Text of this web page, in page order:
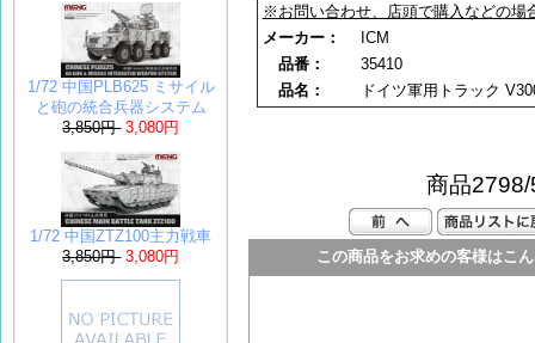
1/72 中国PLB625 ミサイル
と砲の統合兵器システム
3,850円 3,080円
1/72 中国ZTZ100主力戦車
3,850円 3,080円
※お問い合わせ、店頭で購入などの場
メーカー：
ICM
品番：
35410
品名：
ドイツ軍用トラック
商品
この商品をお求めの客様はこ